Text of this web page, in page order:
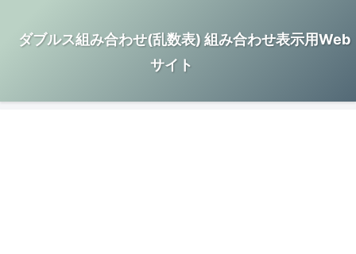
ダブルス組み合わせ(乱数表) 組み合わせ表示用Web
サイト